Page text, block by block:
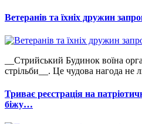
Ветеранів та їхніх дружин
__Стрийський Будинок воїна
стрільби__. Це чудова нагода не
Триває реєстрація на
біжу…